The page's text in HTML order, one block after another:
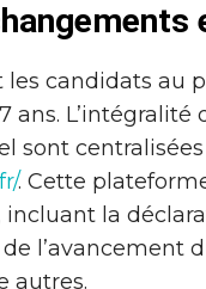
candidats au
ans.
sont
. Cette
la
l’avancement
autres.